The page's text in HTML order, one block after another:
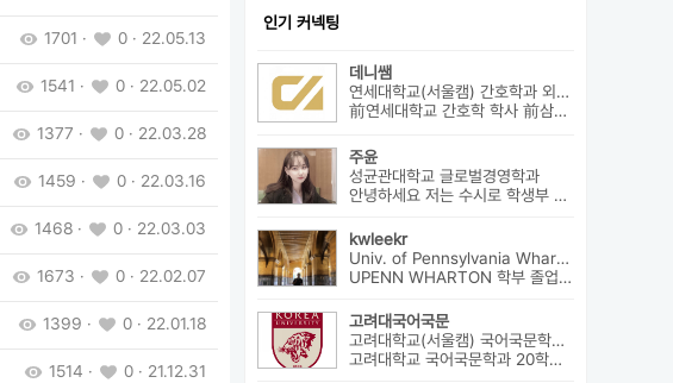
1701 · 0 · 22.05.13
1541 · 0 · 22.05.02
1377 · 0 · 22.03.28
1459 · 0 · 22.03.16
1468 · 0 · 22.03.03
1673 · 0 · 22.02.07
1399 · 0 · 22.01.18
1514 · 0 · 21.12.31
인기 커넥팅
데니쌤
연세대학교(서울캠) 간호학과 외3개
前연세대학교 간호학 학사 前삼성서울병원 암병원 수술실 RN 前대치동...
주윤
성균관대학교 글로벌경영학과
안녕하세요 저는 수시로 학생부 종합전형에 지원을 해 성균관 대학교 글로...
kwleekr
Univ. of Pennsylvania Wharton(Finance) 외2개
UPENN WHARTON 학부 졸업 / 전략컨설팅사 근무 / HBS MBA 재학 중 ...
고려대국어국문
고려대학교(서울캠) 국어국문학과 외4개
고려대학교 국어국문학과 20학번 (학교추천 2 전형, 최초합) 성균관대...